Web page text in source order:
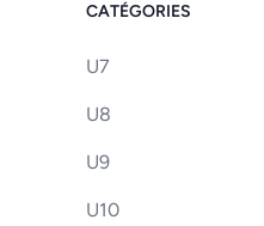
CATÉGORIES
U7
U8
U9
U10